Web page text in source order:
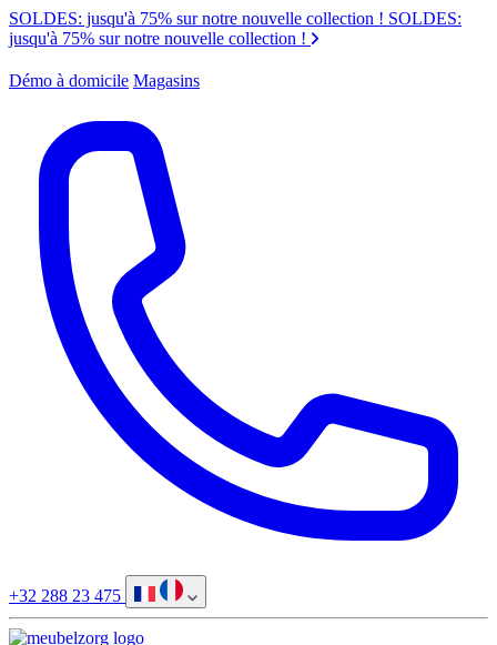
SOLDES: jusqu'à 75% sur notre nouvelle collection ! SOLDES:
jusqu'à 75% sur notre nouvelle collection !
Démo à domicile Magasins
+32 288 23 475